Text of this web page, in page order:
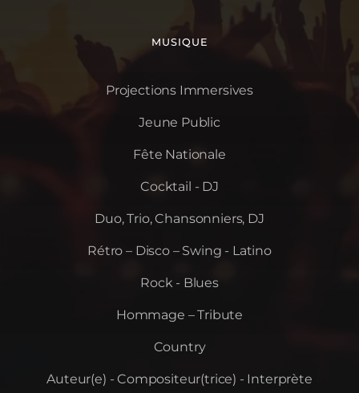
MUSIQUE
Projections Immersives
Jeune Public
Fête Nationale
Cocktail - DJ
Duo, Trio, Chansonniers, DJ
Rétro – Disco – Swing - Latino
Rock - Blues
Hommage – Tribute
Country
Auteur(e) - Compositeur(trice) - Interprète